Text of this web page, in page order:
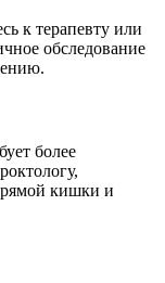
к терапевту или
обследование
более
кишки и